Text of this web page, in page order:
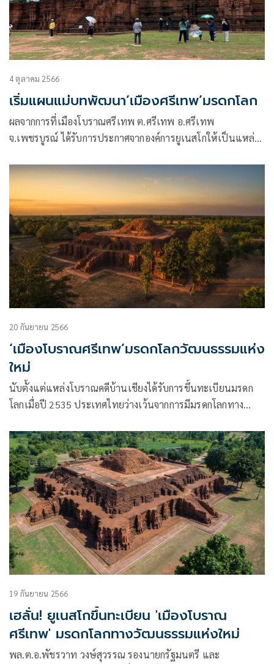
4 ตุลาคม 2566
เริ่มแผนแม่บทพัฒนา’เมืองศรีเทพ’มรดกโลก
ผลจากการที่เมืองโบราณศรีเทพ ต.ศรีเทพ อ.ศรีเทพ
จ.เพชรบูรณ์ ได้รับการประกาศจากองค์การยูเนสโกให้เป็นแหล่ง
ที่โดดเด่นจากรูปแบบของผังเมือง สถาปัตยกรรม และรูปแบบ
ศิลปกรรม เป็นตัวแทนของการผสมผสานระหว่างศาสนาพุทธ
แบบเถรวาท
20 กันยายน 2566
‘เมืองโบราณศรีเทพ’มรดกโลกวัฒนธรรมแห่ง
ใหม่
นับตั้งแต่แหล่งโบราณคดีบ้านเชียงได้รับการขึ้นทะเบียนมรดก
โลกเมื่อปี 2535 ประเทศไทยว่างเว้นจากการมีมรดกโลกทาง
ประชุมคณะกรรมการมรดกโลก สมัยสามัญ ครั้งที่ 45 ณ กรุง
ริยาด ราชอาณาจักรซาอุดีอาระเบีย เมื่อเช้าวัน
ที่ 19 กันยายน 2566
19 กันยายน 2566
เฮลั่น! ยูเนสโกขึ้นทะเบียน 'เมืองโบราณ
ศรีเทพ' มรดกโลกทางวัฒนธรรมแห่งใหม่
พล.ต.อ.พัชรวาท วงษ์สุวรรณ รองนายกรัฐมนตรี และ